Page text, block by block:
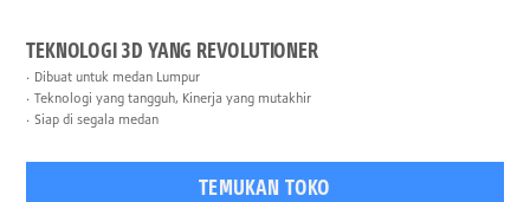
TEKNOLOGI 3D YANG REVOLUTIONER
Dibuat untuk medan Lumpur
Teknologi yang tangguh, Kinerja yang mutakhir
Siap di segala medan
TEMUKAN TOKO